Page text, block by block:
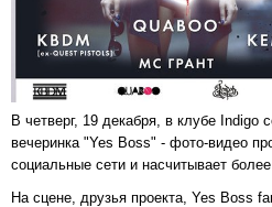
В четверг, 19 декабря, в клубе Indigo
вечеринка "Yes Boss" - фото-видео
социальные сети и насчитывает
На сцене, друзья проекта, Yes Boss